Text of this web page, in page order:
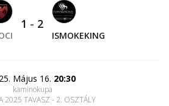
1 - 2
ISMOKEKING
Május 16. 20:30
kaminokupa
2025 TAVASZ - 2. OSZTÁLY